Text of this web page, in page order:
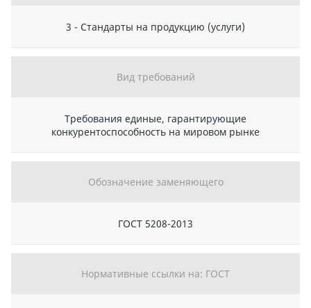
3 - Стандарты на продукцию (услуги)
Вид требований
Требования единые, гарантирующие
конкурентоспособность на мировом рынке
Обозначение заменяющего
ГОСТ 5208-2013
Нормативные ссылки на: ГОСТ